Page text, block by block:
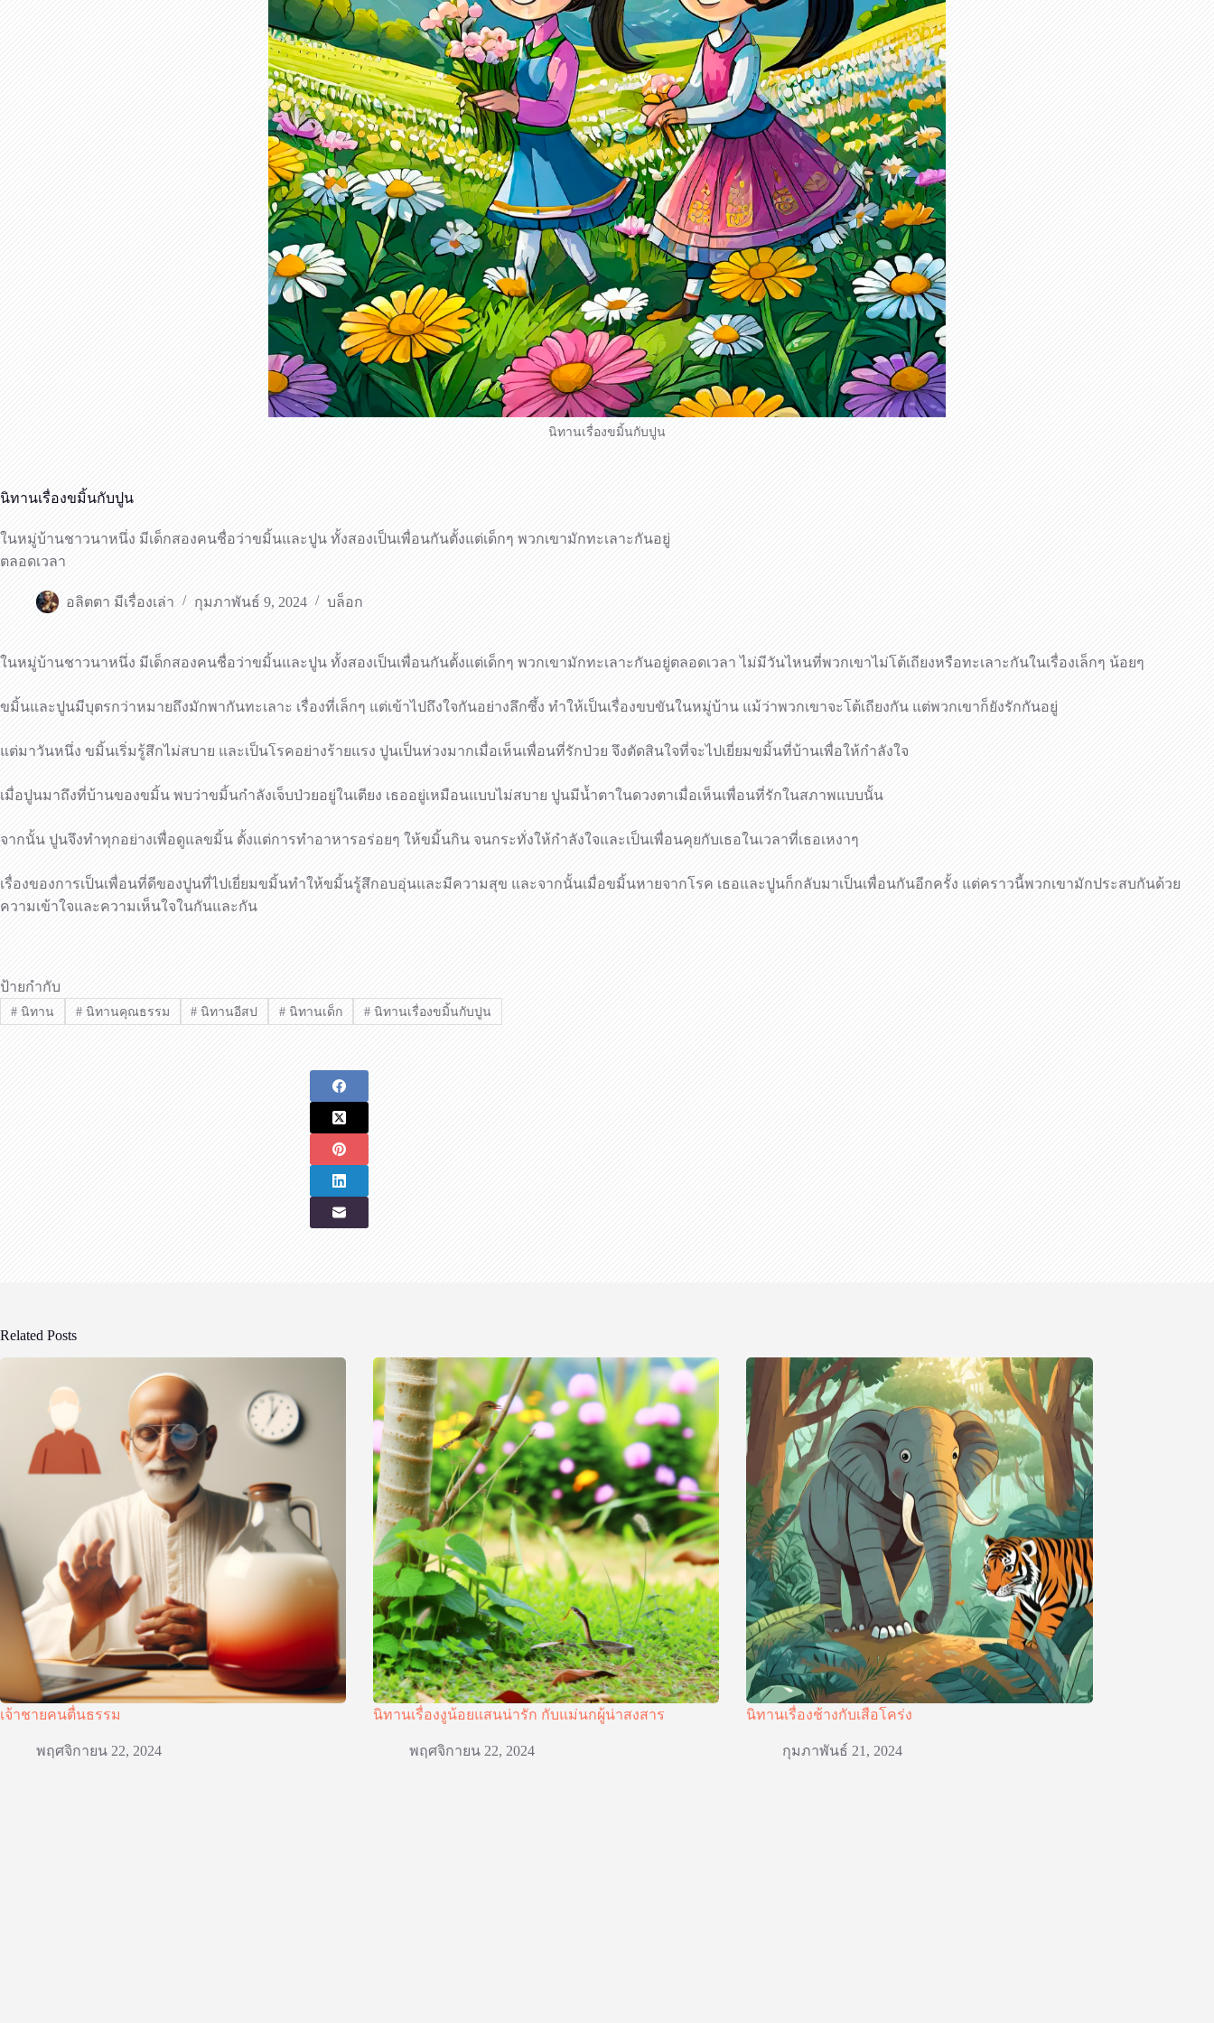
นิทานเรื่องขมิ้นกับปูน
นิทานเรื่องขมิ้นกับปูน
ในหมู่บ้านชาวนาหนึ่ง มีเด็กสองคนชื่อว่าขมิ้นและปูน ทั้งสองเป็นเพื่อนกันตั้งแต่เด็กๆ พวกเขามักทะเลาะกันอยู่
ตลอดเวลา
อลิตตา มีเรื่องเล่า กุมภาพันธ์ 9, 2024 บล็อก
ในหมู่บ้านชาวนาหนึ่ง มีเด็กสองคนชื่อว่าขมิ้นและปูน ทั้งสองเป็นเพื่อนกันตั้งแต่เด็กๆ พวกเขามักทะเลาะกันอยู่ตลอดเวลา ไม่มีวันไหนที่พวกเขาไม่โต้เถียงหรือทะเลาะกันในเรื่องเล็กๆ น้อยๆ
ขมิ้นและปูนมีบุตรกว่าหมายถึงมักพากันทะเลาะ เรื่องที่เล็กๆ แต่เข้าไปถึงใจกันอย่างลึกซึ้ง ทำให้เป็นเรื่องขบขันในหมู่บ้าน แม้ว่าพวกเขาจะโต้เถียงกัน แต่พวกเขาก็ยังรักกันอยู่
แต่มาวันหนึ่ง ขมิ้นเริ่มรู้สึกไม่สบาย และเป็นโรคอย่างร้ายแรง ปูนเป็นห่วงมากเมื่อเห็นเพื่อนที่รักป่วย จึงตัดสินใจที่จะไปเยี่ยมขมิ้นที่บ้านเพื่อให้กำลังใจ
เมื่อปูนมาถึงที่บ้านของขมิ้น พบว่าขมิ้นกำลังเจ็บป่วยอยู่ในเตียง เธออยู่เหมือนแบบไม่สบาย ปูนมีน้ำตาในดวงตาเมื่อเห็นเพื่อนที่รักในสภาพแบบนั้น
จากนั้น ปูนจึงทำทุกอย่างเพื่อดูแลขมิ้น ตั้งแต่การทำอาหารอร่อยๆ ให้ขมิ้นกิน จนกระทั่งให้กำลังใจและเป็นเพื่อนคุยกับเธอในเวลาที่เธอเหงาๆ
เรื่องของการเป็นเพื่อนที่ดีของปูนที่ไปเยี่ยมขมิ้นทำให้ขมิ้นรู้สึกอบอุ่นและมีความสุข และจากนั้นเมื่อขมิ้นหายจากโรค เธอและปูนก็กลับมาเป็นเพื่อนกันอีกครั้ง แต่คราวนี้พวกเขามักประสบกันด้วย
ความเข้าใจและความเห็นใจในกันและกัน
ป้ายกำกับ
#นิทาน #นิทานคุณธรรม # นิทานอีสป # นิทานเด็ก # นิทานเรื่องขมิ้นกับปูน
Related Posts
เจ้าชายคนตื่นธรรม
พฤศจิกายน 22, 2024
นิทานเรื่องงูน้อยแสนน่ารัก กับแม่นกผู้น่าสงสาร
พฤศจิกายน 22, 2024
นิทานเรื่องช้างกับเสือโคร่ง
กุมภาพันธ์ 21, 2024